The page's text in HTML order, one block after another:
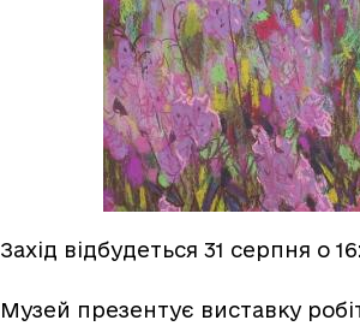
Захід відбудеться 31 серпня о
Музей презентує виставку